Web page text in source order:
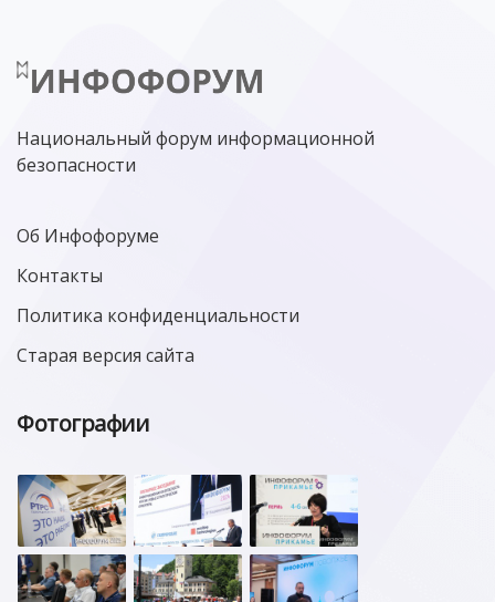
Национальный форум информационной
безопасности
Об Инфофоруме
Контакты
Политика конфиденциальности
Старая версия сайта
Фотографии